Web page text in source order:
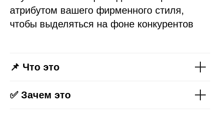
атрибутом вашего фирменного стиля,
чтобы выделяться на фоне конкурентов
📌 Что это
✅ Зачем это